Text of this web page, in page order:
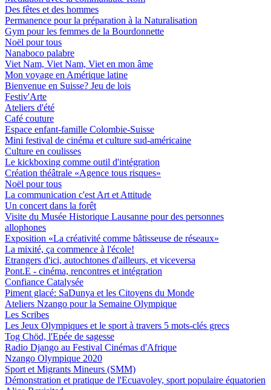
Des fêtes et des hommes
Permanence pour la préparation à la Naturalisation
Gym pour les femmes de la Bourdonnette
Noël pour tous
Nanaboco palabre
Viet Nam, Viet Nam, Viet en mon âme
Mon voyage en Amérique latine
Bienvenue en Suisse? Jeu de lois
Festiv'Arte
Ateliers d'été
Café couture
Espace enfant-famille Colombie-Suisse
Mini festival de cinéma et culture sud-américaine
Culture en coulisses
Le kickboxing comme outil d'intégration
Création théâtrale «Agence tous risques»
Noël pour tous
La communication c'est Art et Attitude
Un concert dans la forêt
Visite du Musée Historique Lausanne pour des personnes
allophones
Exposition «La créativité comme bâtisseuse de réseaux»
La mixité, ça commence à l'école!
Etrangers d'ici, autochtones d'ailleurs, et viceversa
Pont.E - cinéma, rencontres et intégration
Confiance Catalysée
Piment glacé: SaDunya et les Citoyens du Monde
Ateliers Nzango pour la Semaine Olympique
Les Scribes
Les Jeux Olympiques et le sport à travers 5 mots-clés grecs
Tog Chöd, l'Epée de sagesse
Radio Django au Festival Cinémas d'Afrique
Nzango Olympique 2020
Sport et Migrants Mineurs (SMM)
Démonstration et pratique de l'Ecuavoley, sport populaire équatorien